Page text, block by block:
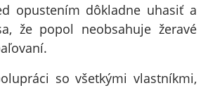
opustením dôkladne uhasiť a
že popol neobsahuje žeravé
so všetkými vlastníkmi,